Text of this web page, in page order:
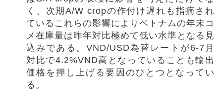
く、次期A/W cropの作付け遅れも指摘され
ているこれらの影響によりベトナムの年末コ
メ在庫量は昨年対比極めて低い水準となる見
込みである。 VND/USD為替レートが6-7 月
対比で4.2%VND高となっていることも輸出
価格を押し上げる要因のひとつとなってい
る。